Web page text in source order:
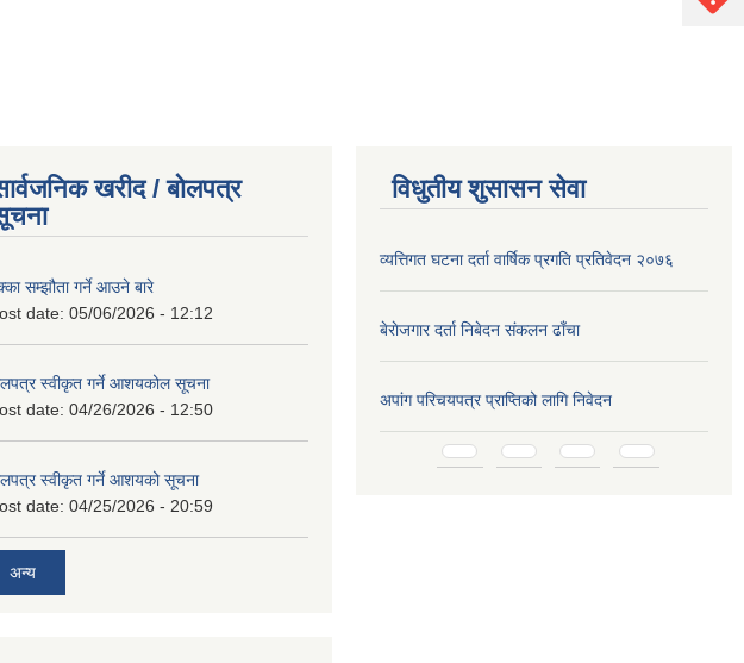
खरीद / बोलपत्र
सम्झौता गर्ने आउने बारे
date: 05/06/2026 - 12:12
स्वीकृत गर्ने आशयकोल सूचना
date: 04/26/2026 - 12:50
स्वीकृत गर्ने आशयको सूचना
date: 04/25/2026 - 20:59
अन्य
विधुतीय शुसासन सेवा
व्यत्तिगत घटना दर्ता वार्षिक प्रगति प्रतिवेदन २०७६
बेराेजगार दर्ता निबेदन स‌ंकलन ढाँचा
अपांग परिचयपत्र प्राप्तिको लागि निवेदन
Pages